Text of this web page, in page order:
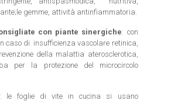
gemme, attività antinfiammatoria.
con piante sinergiche: con
caso di insufficienza vascolare retinica,
della malattia aterosclerotica,
per la protezione del microcircolo
: le foglie di vite in cucina si usano